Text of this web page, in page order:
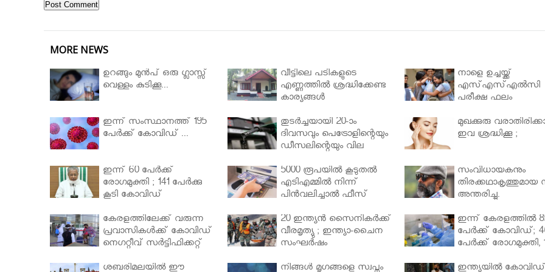
MORE NEWS
ഉറങ്ങും മുന്‍പ് ഒരു ഗ്ലാസ്സ്
വെള്ളം കുടിക്കൂ...
വീട്ടിലെ പടികളുടെ
എണ്ണത്തിൽ ശ്രദ്ധിക്കേണ്ട
കാര്യങ്ങൾ
നാളെ ഉച്ചയ്ക്ക്
എസ്എസ്എല്‍സി
പരീക്ഷ ഫലം
ഇന്ന് സംസ്ഥാനത്ത് 195
പേര്‍ക്ക് കോവിഡ് ...
തുടർച്ചയായി 20-ാം
ദിവസവും പെട്രോളിന്റെയും
ഡീസലിന്റെയും വില
മുഖക്കുരു
ഇവ ശ്രദ്ധിക്കൂ ;
ഇന്ന് 60 പേർക്ക്
രോഗമുക്തി ; 141 പേര്‍ക്കു
കൂടി കോവിഡ്
5000 രൂപയിൽ കൂടുതൽ
എടിഎമ്മിൽ നിന്ന്
പിൻവലിച്ചാൽ ഫീസ്
സംവിധായകനും
തിരക്കഥാകൃത്തുമായ
അന്തരിച്ചു.
കേരളത്തിലേക്ക് വരുന്ന
പ്രവാസികള്‍ക്ക് കോവിഡ്
നെഗറ്റീവ് സര്‍ട്ടിഫിക്കറ്റ്
മന്ത്രിസഭ
20 ഇന്ത്യൻ സൈനികർക്ക്
വീരമൃത്യു ; ഇന്ത്യാ-ചൈന
സംഘർഷം
ഇന്ന് കേരളത്തിൽ
പേർക്ക് കോവിഡ്;
പേർക്ക് രോഗമുക്തി,
ശബരിമലയില്‍ ഈ
നിങ്ങള്‍ മൃഗങ്ങളെ സ്വപ്നം ഇന്ത്യയിൽ കോവിഡ്